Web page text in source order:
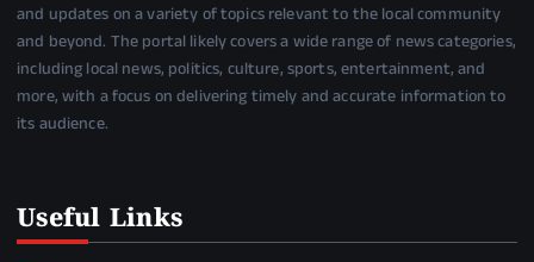
and updates on a variety of topics relevant to the local community
and beyond. The portal likely covers a wide range of news categories,
including local news, politics, culture, sports, entertainment, and
more, with a focus on delivering timely and accurate information to
its audience.
Useful Links